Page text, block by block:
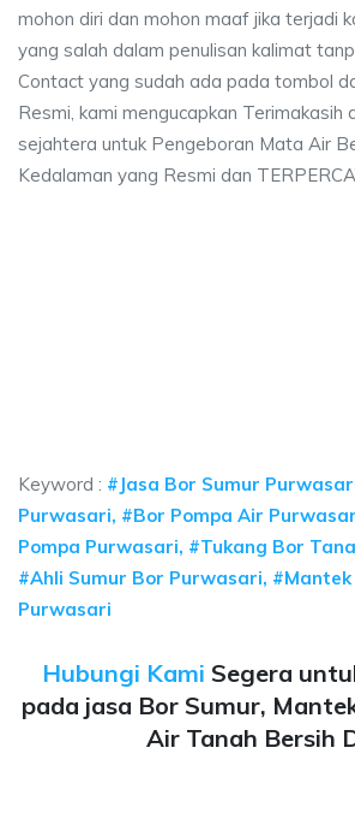
mohon diri dan mohon maaf jika terjadi
yang salah dalam penulisan kalimat
Contact yang sudah ada pada tombol
Resmi, kami mengucapkan Terimakasih
sejahtera untuk Pengeboran Mata Air
Kedalaman yang Resmi dan
Keyword : #Jasa Bor Sumur
Purwasari, #Bor Pompa Air
Pompa Purwasari, #Tukang Bor
#Ahli Sumur Bor Purwasari,
Purwasari
Hubungi Kami Segera
pada jasa Bor Sumur,
Air Tanah Bersih